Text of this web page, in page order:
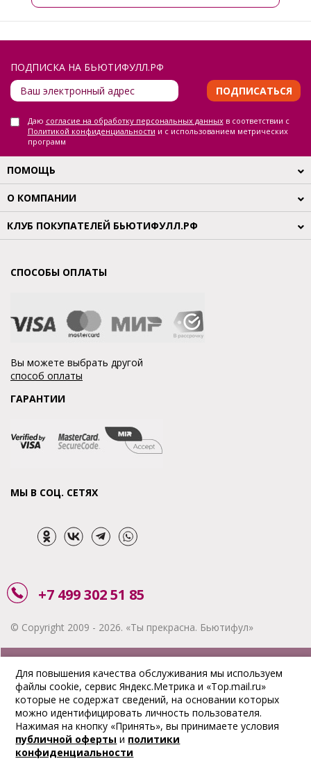
ПОДПИСКА НА БЬЮТИФУЛЛ.РФ
ПОДПИСАТЬСЯ
Даю согласие на обработку персональных данныхв соответствии с
Политикой конфиденциальности и с использованием метрических
программ
ПОМОЩЬ
О КОМПАНИИ
КЛУБ ПОКУПАТЕЛЕЙ БЬЮТИФУЛЛ.РФ
СПОСОБЫ ОПЛАТЫ
Вы можете выбрать другой
способ оплаты
ГАРАНТИИ
МЫ В СОЦ. СЕТЯХ
+7 499 302 51 85
© Copyright 2009 - 2026. «Ты прекрасна. Бьютифул»
АКЦИИ
ДОСТАВКА
ОПЛАТА
Для повышения качества обслуживания мы используем
файлы cookie, сервис Яндекс.Метрика и «Top.mail.ru»
которые не содержат сведений, на основании которых
можно идентифицировать личность пользователя.
Нажимая на кнопку «Принять», вы принимаете условия
публичной оферты и политики
конфиденциальности